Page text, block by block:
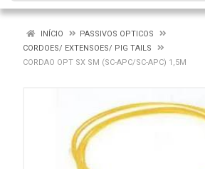
INÍCIO
PASSIVOS OPTICOS
CORDOES/ EXTENSOES/ PIG TAILS
CORDAO OPT SX SM (SC-APC/SC-APC) 1,5M